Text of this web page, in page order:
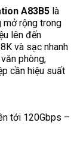
A83B5 là
mở rộng trong
lên đến
và sạc nhanh
phòng,
cần hiệu suất
tới 120Gbps –